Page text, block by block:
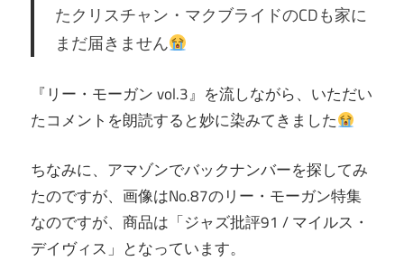
たクリスチャン・マクブライドのCDも家に
まだ届きません
『リー・モーガン vol.3』を流しながら、いただい
たコメントを朗読すると妙に染みてきました
ちなみに、アマゾンでバックナンバーを探してみ
たのですが、画像はNo.87のリー・モーガン特集
なのですが、商品は「ジャズ批評91 / マイルス・
デイヴィス」となっています。